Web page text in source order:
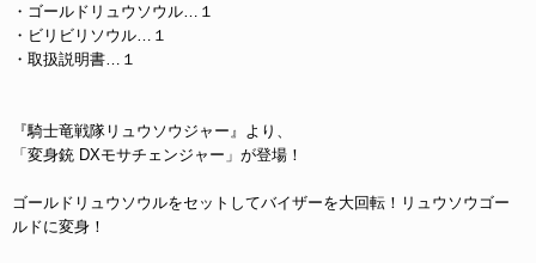
・ゴールドリュウソウル…１
・ビリビリソウル…１
・取扱説明書…１
『騎士竜戦隊リュウソウジャー』より、
「変身銃 DXモサチェンジャー」が登場！
ゴールドリュウソウルをセットしてバイザーを大回転！リュウソウゴー
ルドに変身！